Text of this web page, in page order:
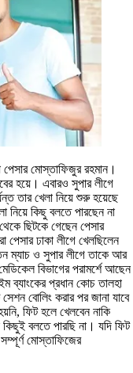
মোস্তাফিজুর রহমান।
হয়ে। এবারও সুপার লীগে
তার খেলা নিয়ে শুরু হয়েছে
নিয়ে কিছু বলতে পারছেন না
ছিটকে গেছেন পেসার
ঢাকা লীগে খেলছিলেন
ম্যাচ ও সুপার লীগে তাকে আর
বিভাগের পরামর্শে আছেন
ব্যাংকের প্রধান কোচ তালহা
বোলিং করার পর জানা যাবে
ফিট হলে খেলবেন নাকি
কিছুই বলতে পারছি না। যদি ফিট
মোস্তাফিজের